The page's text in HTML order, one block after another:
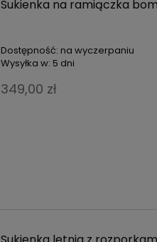
Sukienka na ramiączka
Dostępność: na wyczerpaniu
Wysyłka w: 5 dni
349,00 zł